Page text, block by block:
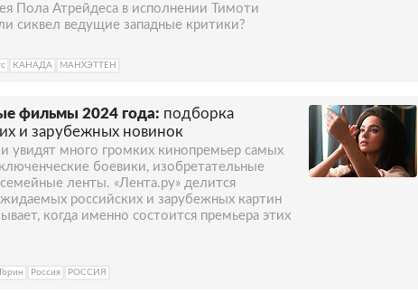
Пола Атрейдеса в исполнении Тимоти
сиквел ведущие западные критики?
КАНАДА МАНХЭТТЕН
фильмы 2024 года: подборка
и зарубежных новинок
увидят много громких кинопремьер самых
боевики, изобретательные
ленты. «Лента.ру» делится
российских и зарубежных картин
когда именно состоится премьера этих
Россия РОССИЯ